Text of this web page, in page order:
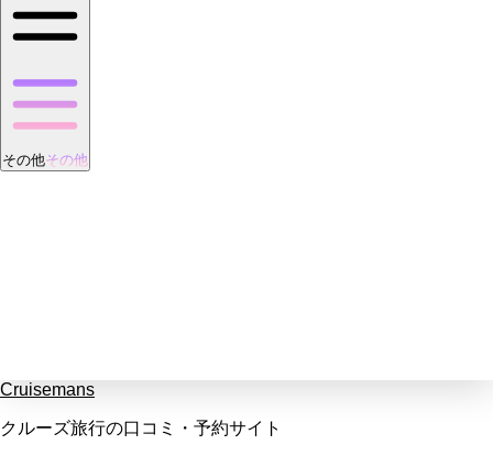
その他その他
Cruisemans
クルーズ旅行の口コミ・予約サイト